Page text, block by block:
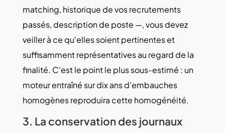
matching, historique de vos recrutements
passés, description de poste —, vous devez
veiller à ce qu'elles soient pertinentes et
suffisamment représentatives au regard de la
finalité. C'est le point le plus sous-estimé : un
moteur entraîné sur dix ans d'embauches
homogènes reproduira cette homogénéité.
3. La conservation des journaux